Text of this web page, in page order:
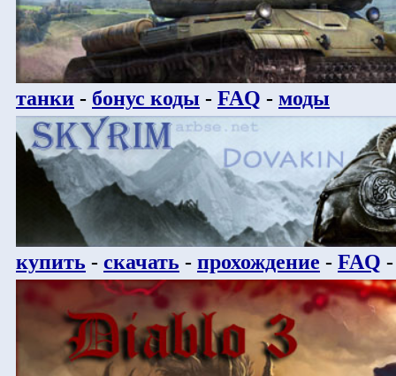
танки - бонус коды - FAQ - моды
купить - скачать - прохождение - FAQ